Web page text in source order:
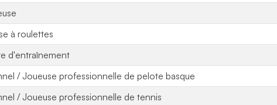
à roulettes
d'entraînement
/ Joueuse professionnelle de pelote basque
/ Joueuse professionnelle de tennis